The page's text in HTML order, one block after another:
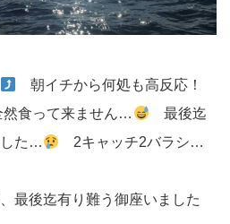
朝イチから何処も高反応！
食って来ません…
最後迄
した…
2キャッチ2バラシ…
最後迄有り難う御座いました